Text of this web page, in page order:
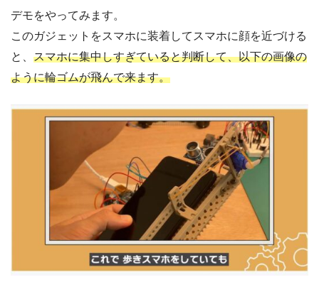
デモをやってみます。
このガジェットをスマホに装着してスマホに顔を近づける
と、 スマホに集中しすぎていると判断して、以下の画像の
ように輪ゴムが飛んで来ます。